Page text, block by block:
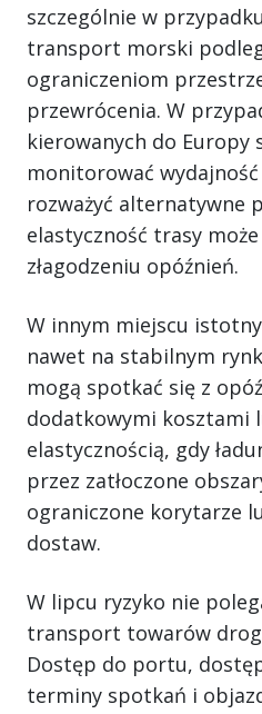
szczególnie w
transport morski
ograniczeniom
przewrócenia. W
kierowanych do
monitorować
rozważyć alternatywne
elastyczność trasy
złagodzeniu opóźnień.
W innym miejscu istotny
nawet na stabilnym
mogą spotkać się z
dodatkowymi kosztami
elastycznością, gdy
przez zatłoczone
ograniczone korytarze
dostaw.
W lipcu ryzyko nie
transport towarów
Dostęp do portu,
terminy spotkań i